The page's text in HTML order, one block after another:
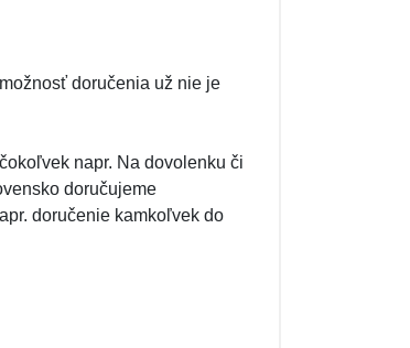
doručenia už nie je
napr. Na dovolenku či
doručujeme
doručenie kamkoľvek do